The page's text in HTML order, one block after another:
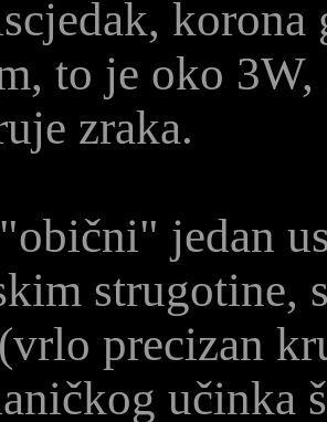
korona
to je oko
zraka.
jedan
strugotine,
precizan
učinka